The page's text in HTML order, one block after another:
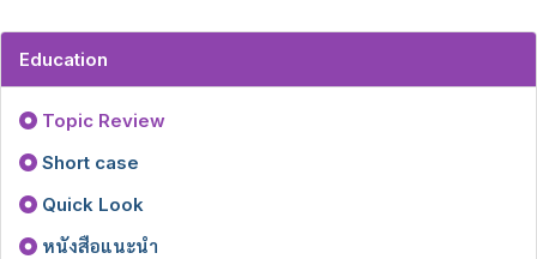
Education
Topic Review
Short case
Quick Look
หนังสือแนะนำ